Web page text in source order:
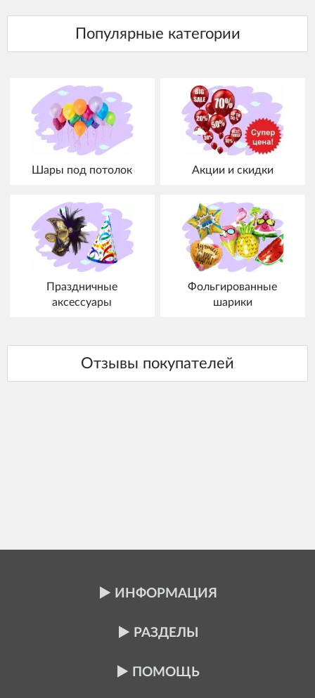
Шары под потолок Акции и скидки
Праздничные
аксессуары
Фольгированные
шарики
ИНФОРМАЦИЯ
РАЗДЕЛЫ
ПОМОЩЬ